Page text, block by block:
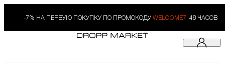
-7% НА ПЕРВУЮ ПОКУПКУ ПО ПРОМОКОДУ WELCOME7. 48 ЧАСОВ